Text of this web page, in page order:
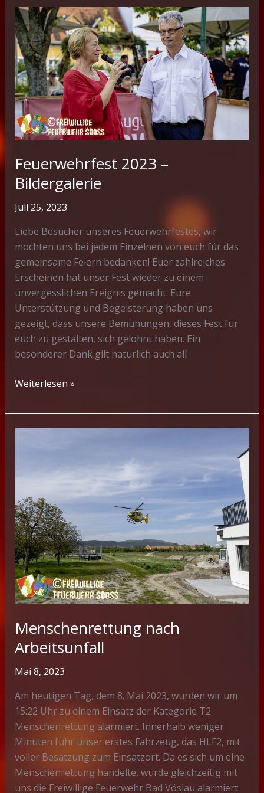
Feuerwehrfest 2023 –
Bildergalerie
Juli 25, 2023
Liebe Besucher unseres Feuerwehrfestes, wir
möchten uns bei jedem Einzelnen von euch für das
gemeinsame Feiern bedanken! Euer zahlreiches
Erscheinen hat unser Fest wieder zu einem
unvergesslichen Ereignis gemacht. Eure
Unterstützung und Begeisterung haben uns
gezeigt, dass unsere Bemühungen, dieses Fest für
euch zu gestalten, sich gelohnt haben. Ein
besonderer Dank gilt natürlich auch all
Feuerwehrfest
–
Bildergalerie
Weiterlesen »
Menschenrettung nach
Arbeitsunfall
Mai 8, 2023
Am heutigen Tag, dem 8. Mai 2023, wurden wir um
15:22 Uhr zu einem Einsatz der Kategorie T2
Menschenrettung alarmiert. Innerhalb weniger
Minuten fuhr unser erstes Fahrzeug, das HLF2, mit
voller Besatzung zum Einsatzort. Da es sich um eine
Menschenrettung handelte, wurde gleichzeitig mit
uns die Freiwillige Feuerwehr Bad Vöslau alarmiert.